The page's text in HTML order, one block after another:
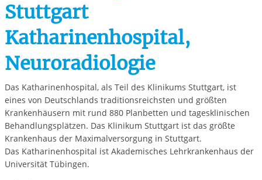
Stuttgart
Katharinenhospital,
Neuroradiologie
Das Katharinenhospital, als Teil des Klinikums Stuttgart, ist
eines von Deutschlands traditionsreichsten und größten
Krankenhäusern mit rund 880 Planbetten und tagesklinischen
Behandlungsplätzen. Das Klinikum Stuttgart ist das größte
Krankenhaus der Maximalversorgung in Stuttgart.
Das Katharinenhospital ist Akademisches Lehrkrankenhaus der
Universität Tübingen.